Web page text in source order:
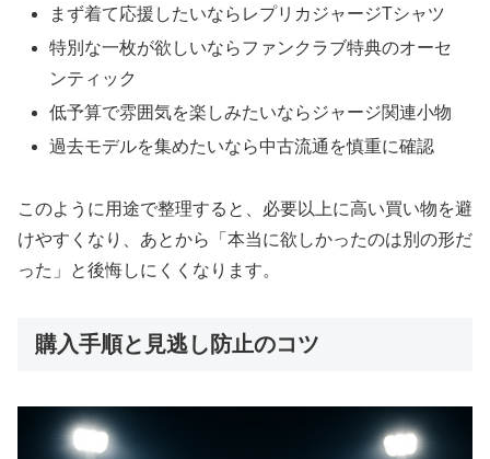
まず着て応援したいならレプリカジャージTシャツ
特別な一枚が欲しいならファンクラブ特典のオーセ
ンティック
低予算で雰囲気を楽しみたいならジャージ関連小物
過去モデルを集めたいなら中古流通を慎重に確認
このように用途で整理すると、必要以上に高い買い物を避
けやすくなり、あとから「本当に欲しかったのは別の形だ
った」と後悔しにくくなります。
購入手順と見逃し防止のコツ